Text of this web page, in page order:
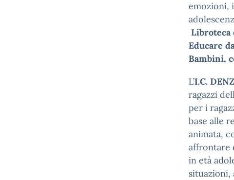
emozioni,
Libroteca
Educare
Bambini,
L’I.C.
ragazzi
per i
base alle
animata,
affrontare
in età
situazioni,